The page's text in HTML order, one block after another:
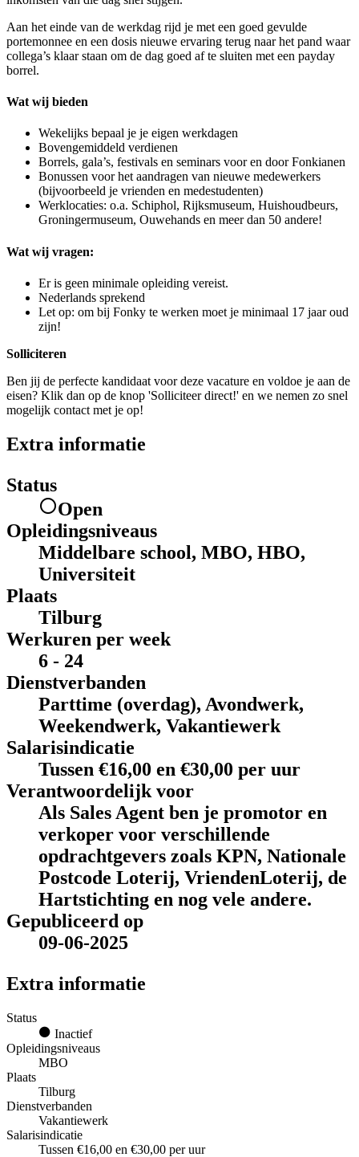
Aan het einde van de werkdag rijd je met een goed gevulde
portemonnee en een dosis nieuwe ervaring terug naar het pand waar
collega’s klaar staan om de dag goed af te sluiten met een payday
borrel.
Wat wij bieden
Wekelijks bepaal je je eigen werkdagen
Bovengemiddeld verdienen
Borrels, gala’s, festivals en seminars voor en door Fonkianen
Bonussen voor het aandragen van nieuwe medewerkers
(bijvoorbeeld je vrienden en medestudenten)
Werklocaties: o.a. Schiphol, Rijksmuseum, Huishoudbeurs,
Groningermuseum, Ouwehands en meer dan 50 andere!
Wat wij vragen:
Er is geen minimale opleiding vereist.
Nederlands sprekend
Let op: om bij Fonky te werken moet je minimaal 17 jaar oud
zijn!
Solliciteren
Ben jij de perfecte kandidaat voor deze vacature en voldoe je aan de
eisen? Klik dan op de knop 'Solliciteer direct!' en we nemen zo snel
mogelijk contact met je op!
Extra informatie
Status
Open
Opleidingsniveaus
Middelbare school, MBO, HBO,
Universiteit
Plaats
Tilburg
Werkuren per week
6 - 24
Dienstverbanden
Parttime (overdag), Avondwerk,
Weekendwerk, Vakantiewerk
Salarisindicatie
Tussen €16,00 en €30,00 per uur
Verantwoordelijk voor
Als Sales Agent ben je promotor en
verkoper voor verschillende
opdrachtgevers zoals KPN, Nationale
Postcode Loterij, VriendenLoterij, de
Hartstichting en nog vele andere.
Gepubliceerd op
09-06-2025
Extra informatie
Status
Inactief
Opleidingsniveaus
MBO
Plaats
Tilburg
Dienstverbanden
Vakantiewerk
Salarisindicatie
Tussen €16,00 en €30,00 per uur